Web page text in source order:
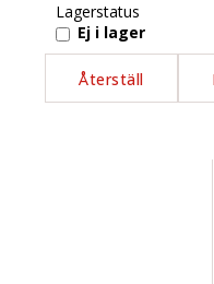
Lagerstatus
Ej i lager